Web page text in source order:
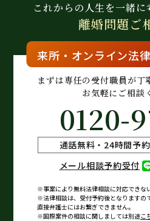
これからの人生を一緒に
離婚問題ご
来所・ オンライン法
まずは専任の受付職員が丁
お気軽にご相談
0120-
通話無料・24時間予
メール相談予約受付
※事案により無料法律相談に対応できな
※法律相談は、受付予約後となりますの
直接弁護士にはお繋ぎできません。
※国際案件の相談に関しましては別途こ